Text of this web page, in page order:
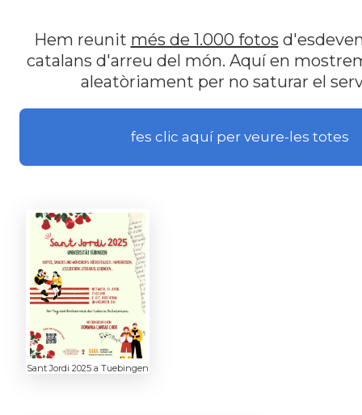
Hem reunit més de 1.000 fotos
catalans d'arreu del món. Aquí en
aleatòriament per no saturar el
fes clic aquí per veure-les totes
Sant Jordi 2025 a Tuebingen